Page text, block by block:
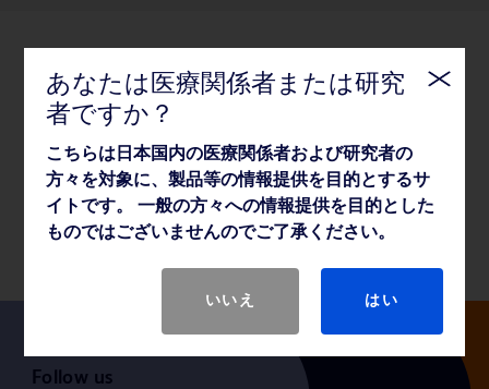
仕様
薬事・その他情報
製品基本仕様
Follow us
あなたは医療関係者または研究
者ですか？
こちらは日本国内の医療関係者および研究者の
方々を対象に、製品等の情報提供を目的とするサ
イトです。 一般の方々への情報提供を目的とした
ものではございませんのでご了承ください。
いいえ はい